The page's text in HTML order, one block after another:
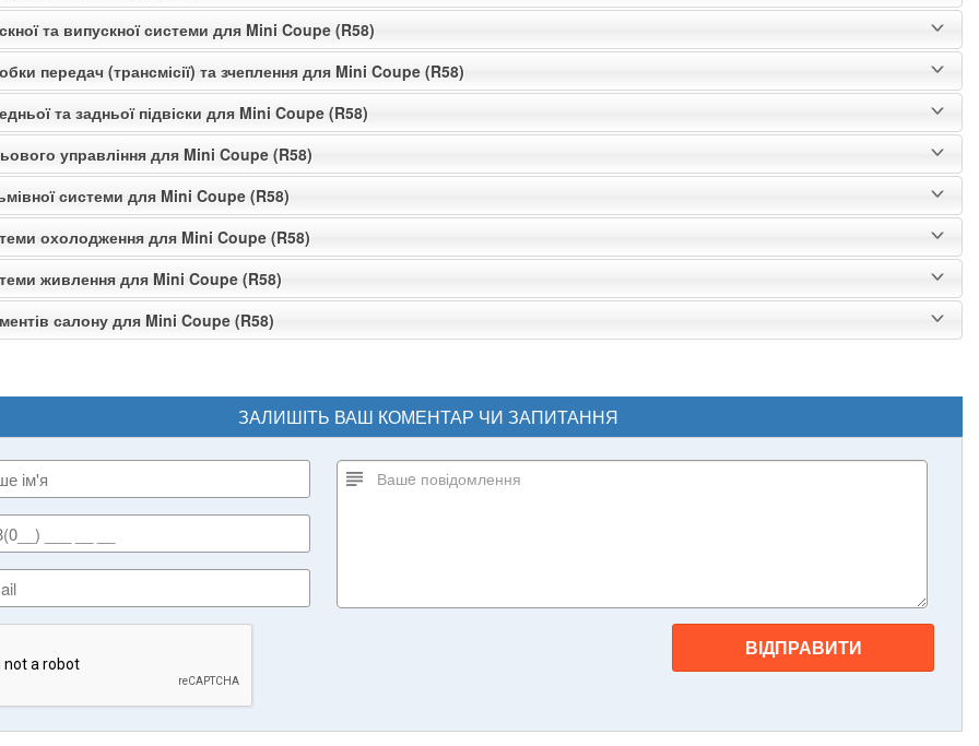
та випускної системи для Mini Coupe (R58)
передач (трансмісії) та зчеплення для Mini Coupe (R58)
та задньої підвіски для Mini Coupe (R58)
управління для Mini Coupe (R58)
системи для Mini Coupe (R58)
охолодження для Mini Coupe (R58)
живлення для Mini Coupe (R58)
салону для Mini Coupe (R58)
ЗАЛИШІТЬ ВАШ КОМЕНТАР ЧИ ЗАПИТАННЯ
ВІДПРАВИТИ